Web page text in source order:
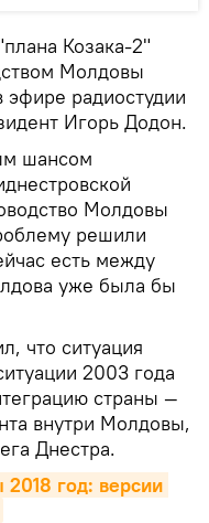
Козака-2"
Молдовы
эфире радиостудии
Игорь Додон.
шансом
Молдовы
решили
есть между
уже была бы
что ситуация
2003 года
страны —
внутри Молдовы,
Днестра.
год: версии